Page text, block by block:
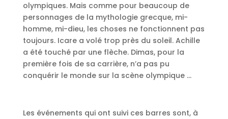
olympiques. Mais comme pour beaucoup de
personnages de la mythologie grecque, mi-
homme, mi-dieu, les choses ne fonctionnent pas
toujours. Icare a volé trop près du soleil. Achille
a été touché par une flèche. Dimas, pour la
première fois de sa carrière, n’a pas pu
conquérir le monde sur la scène olympique …
Les événements qui ont suivi ces barres sont, à